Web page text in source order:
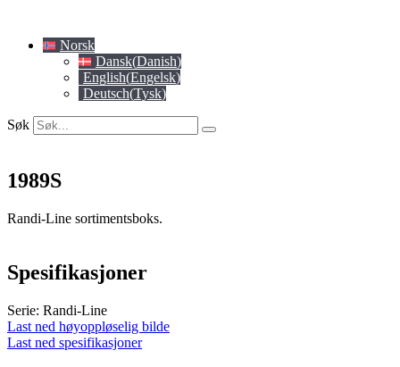
content
Norsk
Dansk(Danish)
English(Engelsk)
Deutsch(Tysk)
Søk
1989S
Randi-Line sortimentsboks.
Spesifikasjoner
Serie: Randi-Line
Last ned høyoppløselig bilde
Last ned spesifikasjoner